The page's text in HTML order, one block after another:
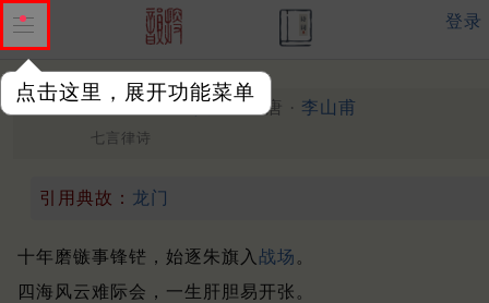
点击这里，展开功能菜单
登录
下第献所知三首 其三 唐 · 李山甫
七言律诗
引用典故： 龙门
十年磨镞事锋铓，始逐朱旗入 战场 。
四海风云难际会，一生肝胆易开张。